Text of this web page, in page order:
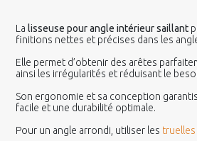
La lisseuse pour angle intérieur saillant
finitions nettes et précises dans les
Elle permet d’obtenir des arêtes
ainsi les irrégularités et réduisant le
Son ergonomie et sa conception
facile et une durabilité optimale.
Pour un angle arrondi, utiliser les